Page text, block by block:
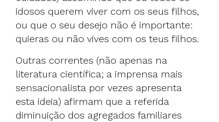
idosos querem viver com os seus filhos,
ou que o seu desejo não é importante:
quieras ou não vives com os teus filhos.
Outras correntes (não apenas na
literatura científica; a imprensa mais
sensacionalista por vezes apresenta
esta ideia) afirmam que a referida
diminuição dos agregados familiares